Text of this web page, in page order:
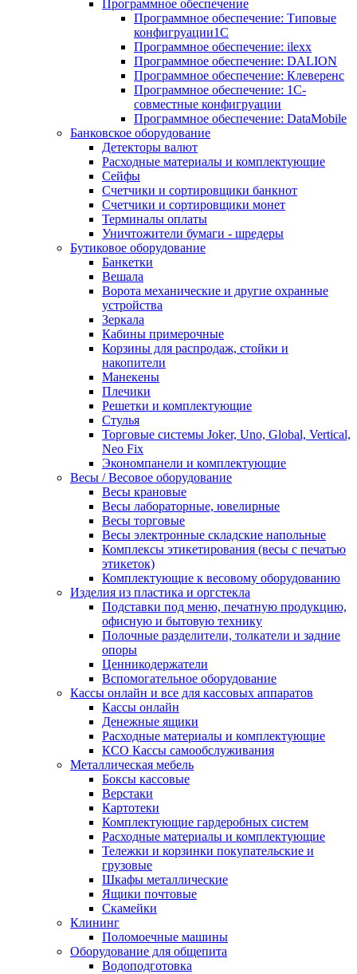
Программное обеспечение
Программное обеспечение: Типовые
конфигруации1С
Программное обеспечение: ilexx
Программное обеспечение: DALION
Программное обеспечение: Клеверенс
Программное обеспечение: 1С-
совместные конфигруации
Программное обеспечение: DataMobile
Банковское оборудование
Детекторы валют
Расходные материалы и комплектующие
Сейфы
Счетчики и сортировщики банкнот
Счетчики и сортировщики монет
Терминалы оплаты
Уничтожители бумаги - шредеры
Бутиковое оборудование
Банкетки
Вешала
Ворота механические и другие охранные
устройства
Зеркала
Кабины примерочные
Корзины для распродаж, стойки и
накопители
Манекены
Плечики
Решетки и комплектующие
Стулья
Торговые системы Joker, Uno, Global, Vertical,
Neo Fix
Экономпанели и комплектующие
Весы / Весовое оборудование
Весы крановые
Весы лабораторные, ювелирные
Весы торговые
Весы электронные складские напольные
Комплексы этикетирования (весы с печатью
этикеток)
Комплектующие к весовому оборудованию
Изделия из пластика и оргстекла
Подставки под меню, печатную продукцию,
офисную и бытовую технику
Полочные разделители, толкатели и задние
опоры
Ценникодержатели
Вспомогательное оборудование
Кассы онлайн и все для кассовых аппаратов
Кассы онлайн
Денежные ящики
Расходные материалы и комплектующие
КСО Кассы самообслуживания
Металлическая мебель
Боксы кассовые
Верстаки
Картотеки
Комплектующие гардеробных систем
Расходные материалы и комплектующие
Тележки и корзинки покупательские и
грузовые
Шкафы металлические
Ящики почтовые
Скамейки
Клининг
Поломоечные машины
Оборудование для общепита
Водоподготовка